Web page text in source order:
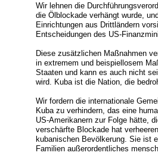
Wir lehnen die
die Ölblockade verhängt wurde,
Einrichtungen aus Drittländern
Entscheidungen des US-
Diese zusätzlichen Maßnahmen
in extremem und beispiellosem
Staaten und kann es auch nicht
wird. Kuba ist die Nation, die
Wir fordern die internationale
Kuba zu verhindern, das eine
US-Amerikanern zur Folge hätte,
verschärfte Blockade hat
kubanischen Bevölkerung. Sie ist
Familien außerordentliches